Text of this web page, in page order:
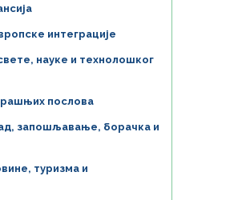
интеграције
науке и технолошког
послова
запошљавање, борачка и
туризма и